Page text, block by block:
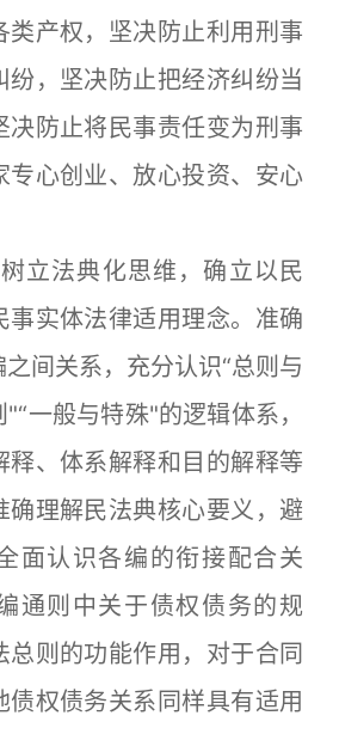
类产权，坚决防止利用刑事
纷，坚决防止把经济纠纷当
决防止将民事责任变为刑事
专心创业、放心投资、安心
法典化思维，确立以民
事实体法律适用理念。准确
间关系，充分认识“总则与
一般与特殊"的逻辑体系，
释、体系解释和目的解释等
确理解民法典核心要义，避
面认识各编的衔接配合关
通则中关于债权债务的规
总则的功能作用，对于合同
债权债务关系同样具有适用